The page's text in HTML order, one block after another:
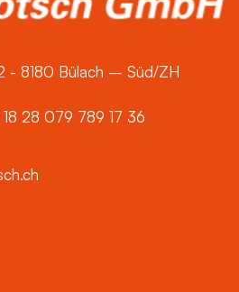
- 8180 Bülach – Süd/ZH
28 079 789 17 36